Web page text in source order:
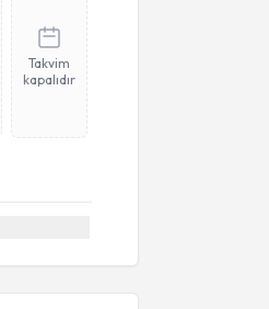
Takvim
kapalıdır